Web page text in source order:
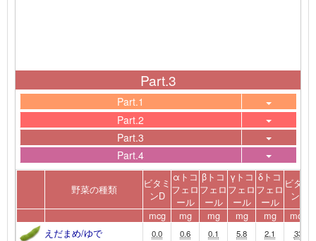
Part.3
Part.1
Part.2
Part.3
Part.4
野菜の種類
ビタミ
ンD
αトコ
フェロ
ール
βトコ
フェロ
ール
γトコ
フェロ
ール
δトコ
フェロ
ール
ビタミ
ンK
mcg mg mg mg mg
mcg
えだまめ/ゆで
0.0 0.6 0.1 5.8 2.1 33